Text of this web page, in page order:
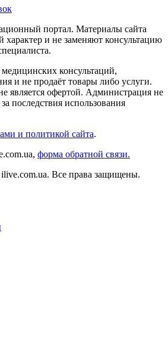
портал. Материалы сайта
характер и не заменяют консультацию
консультаций,
и не продаёт товары либо услуги.
является офертой. Администрация не
последствия использования
и политикой сайта.
форма обратной связи.
Все права защищены.